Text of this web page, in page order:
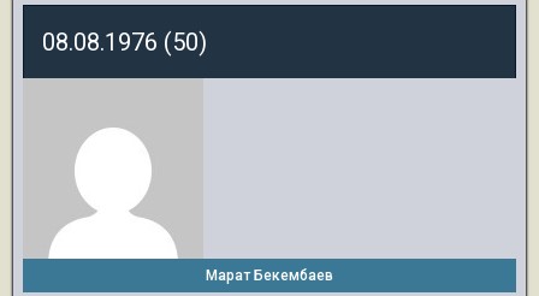
08.08.1976 (50)
Марат Бекембаев